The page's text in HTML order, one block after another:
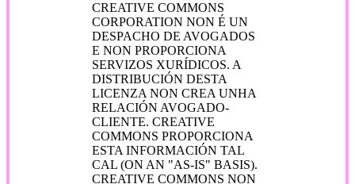
CREATIVE COMMONS
CORPORATION NON É UN
DESPACHO DE AVOGADOS
E NON PROPORCIONA
SERVIZOS XURÍDICOS. A
DISTRIBUCIÓN DESTA
LICENZA NON CREA UNHA
RELACIÓN AVOGADO-
CLIENTE. CREATIVE
COMMONS PROPORCIONA
ESTA INFORMACIÓN TAL
CAL (ON AN "AS-IS" BASIS).
CREATIVE COMMONS NON